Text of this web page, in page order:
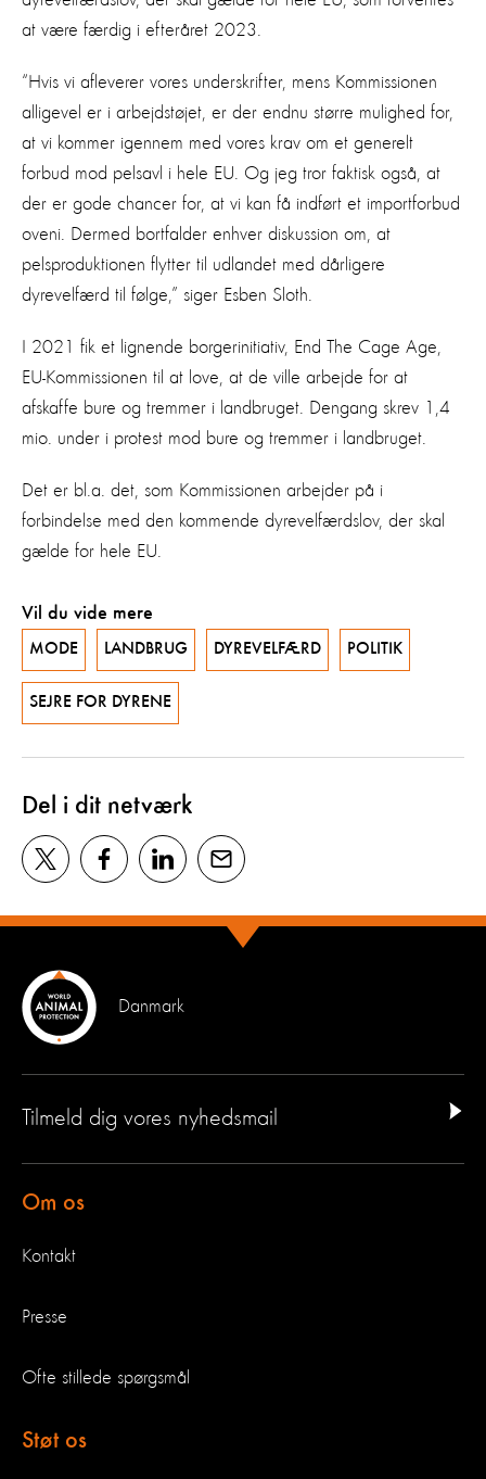
at være færdig i efteråret 2023.
“Hvis vi afleverer vores underskrifter, mens Kommissionen
alligevel er i arbejdstøjet, er der endnu større mulighed for,
at vi kommer igennem med vores krav om et generelt
forbud mod pelsavl i hele EU. Og jeg tror faktisk også, at
der er gode chancer for, at vi kan få indført et importforbud
oveni. Dermed bortfalder enhver diskussion om, at
pelsproduktionen flytter til udlandet med dårligere
dyrevelfærd til følge,” siger Esben Sloth.
I 2021 fik et lignende borgerinitiativ, End The Cage Age,
EU-Kommissionen til at love, at de ville arbejde for at
afskaffe bure og tremmer i landbruget. Dengang skrev 1,4
mio. under i protest mod bure og tremmer i landbruget.
Det er bl.a. det, som Kommissionen arbejder på i
forbindelse med den kommende dyrevelfærdslov, der skal
gælde for hele EU.
Vil du vide mere
MODE LANDBRUG DYREVELFÆRD POLITIK
SEJRE FOR DYRENE
Del i dit netværk
Danmark
Tilmeld dig vores nyhedsmail
Om os
Kontakt
Presse
Ofte stillede spørgsmål
Støt os